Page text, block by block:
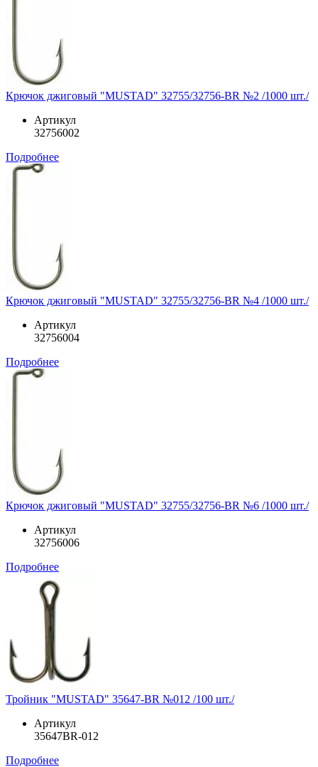
Крючок джиговый "MUSTAD" 32755/32756-BR №2 /1000 шт./
Артикул
32756002
Подробнее
Крючок джиговый "MUSTAD" 32755/32756-BR №4 /1000 шт./
Артикул
32756004
Подробнее
Крючок джиговый "MUSTAD" 32755/32756-BR №6 /1000 шт./
Артикул
32756006
Подробнее
Тройник "MUSTAD" 35647-BR №012 /100 шт./
Артикул
35647BR-012
Подробнее